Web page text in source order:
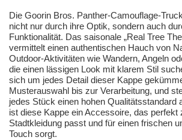
Die Goorin Bros. Panther-Camouflage-
nicht nur durch ihre Optik, sondern auch
Funktionalität. Das saisonale „Real Tree
vermittelt einen authentischen Hauch von
Outdoor-Aktivitäten wie Wandern, Angeln
die einen lässigen Look mit klarem Stil
sich um jedes Detail dieser Kappe
Musterauswahl bis zur Verarbeitung, und
jedes Stück einen hohen Qualitätsstandard
ist diese Kappe ein Accessoire, das perfekt
Stadtkleidung passt und für einen frischen
Touch sorgt.